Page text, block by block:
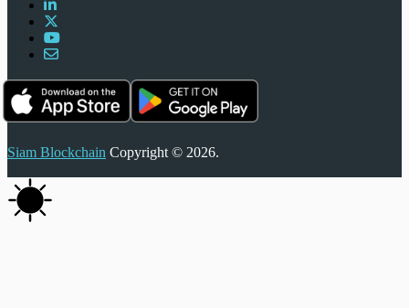
Siam Blockchain Copyright © 2026.